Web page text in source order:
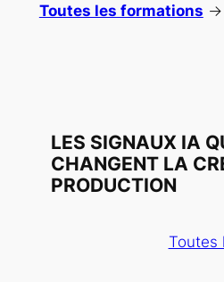
Toutes les formations →
LES SIGNAUX IA
CHANGENT LA
PRODUCTION
Toutes